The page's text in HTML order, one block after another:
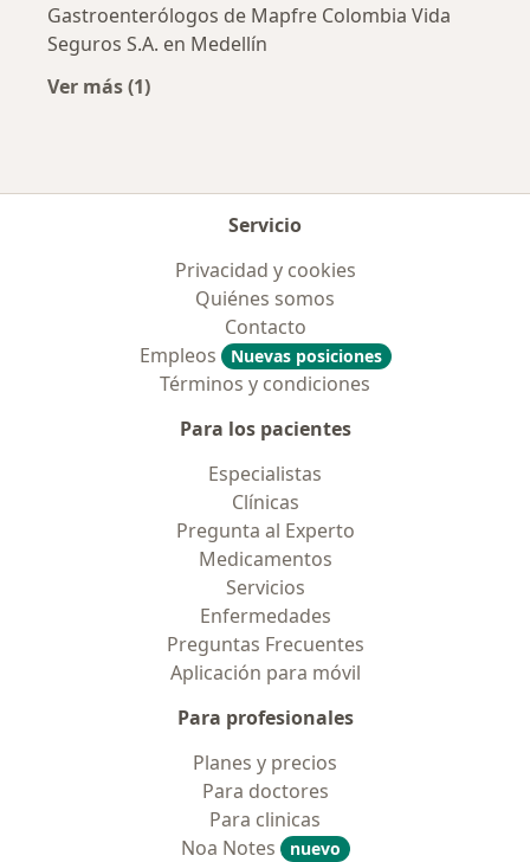
Gastroenterólogos de Mapfre Colombia Vida
Seguros S.A. en Medellín
Ver más (1)
Servicio
Privacidad y cookies
Quiénes somos
Contacto
Empleos
Nuevas posiciones
Términos y condiciones
Para los pacientes
Especialistas
Clínicas
Pregunta al Experto
Medicamentos
Servicios
Enfermedades
Preguntas Frecuentes
Aplicación para móvil
Para profesionales
Planes y precios
Para doctores
Para clinicas
Noa Notes
nuevo